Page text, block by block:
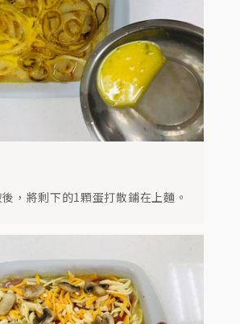
，將剩下的1顆蛋打散鋪在上麵。
酪絲。